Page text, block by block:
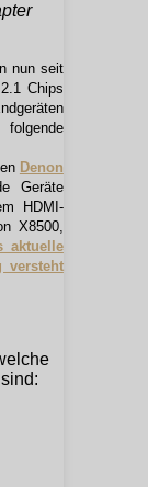
nun seit
Chips
Denon
Geräte
HDMI-
X8500,
aktuelle
versteht